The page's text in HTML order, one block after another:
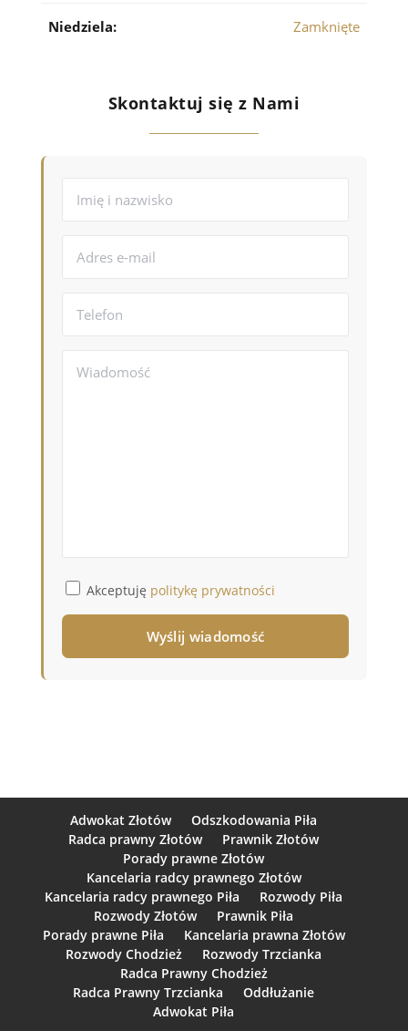
Niedziela: Zamknięte
Skontaktuj się z Nami
Akceptuję politykę prywatności
Adwokat Złotów
Odszkodowania Piła
Radca prawny Złotów
Prawnik Złotów
Porady prawne Złotów
Kancelaria radcy prawnego Złotów
Kancelaria radcy prawnego Piła
Rozwody Piła
Rozwody Złotów
Prawnik Piła
Porady prawne Piła
Kancelaria prawna Złotów
Rozwody Chodzież
Rozwody Trzcianka
Radca Prawny Chodzież
Radca Prawny Trzcianka
Oddłużanie
Adwokat Piła